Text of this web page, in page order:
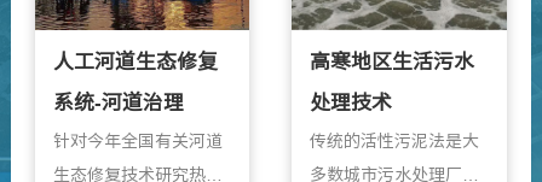
人工河道生态修复
系统-河道治理
针对今年全国有关河道
生态修复技术研究热
高寒地区生活污水
处理技术
传统的活性污泥法是大
多数城市污水处理厂所